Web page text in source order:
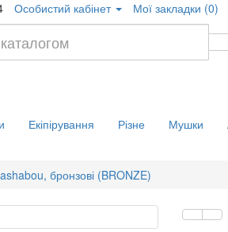
Особистий кабінет Мої закладки (0)
Екіпірування Різне Мушки
бронзові (BRONZE)